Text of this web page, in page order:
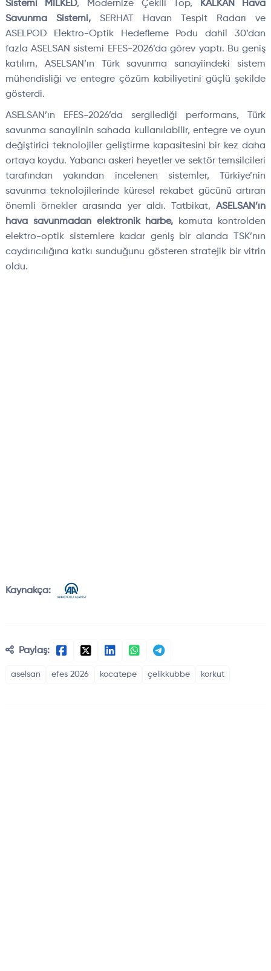
Sistemi MİLKED, Modernize Çekili Top,
KALKAN Hava
Savunma Sistemi,SERHAT Havan Tespit Radarı ve
ASELPOD Elektro-Optik Hedefleme Podu dahil 30’dan
fazla ASELSAN sistemi EFES-2026’da görev yaptı. Bu geniş
katılım, ASELSAN’ın Türk savunma sanayiindeki sistem
mühendisliği ve entegre çözüm kabiliyetini güçlü şekilde
gösterdi.
ASELSAN’ın EFES-2026’da sergilediği performans, Türk
savunma sanayiinin sahada kullanılabilir, entegre ve oyun
değiştirici teknolojiler geliştirme kapasitesini bir kez daha
ortaya koydu. Yabancı askeri heyetler ve sektör temsilcileri
tarafından yakından incelenen sistemler, Türkiye’nin
savunma teknolojilerinde küresel rekabet gücünü artıran
önemli örnekler arasında yer aldı. Tatbikat,ASELSAN’ın
hava savunmadan elektronik harbe,
komuta kontrolden
elektro-optik sistemlere kadar geniş bir alanda TSK’nın
caydırıcılığına katkı sunduğunu gösteren stratejik bir vitrin
oldu.
Kaynakça:
Paylaş:
aselsan efes 2026 kocatepe çelikkubbe korkut